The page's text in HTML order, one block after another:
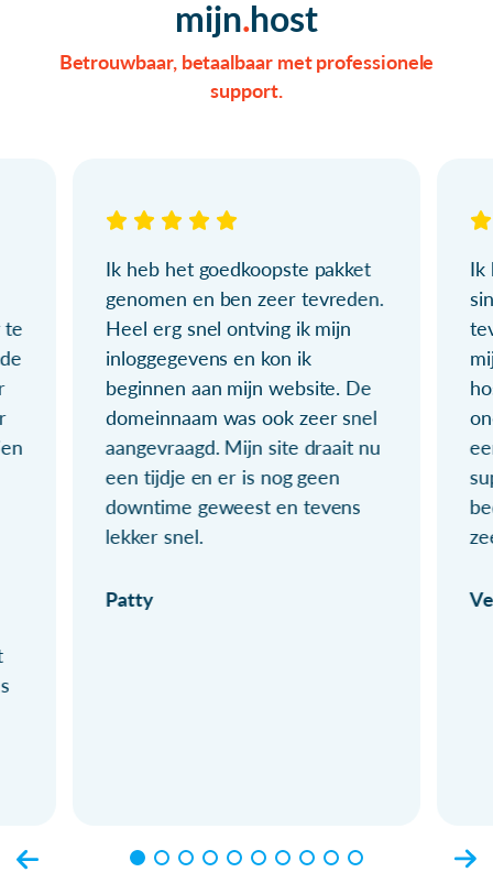
mijn host
Betrouwbaar, betaalbaar met professionele
support.
te
Ik heb het goedkoopste pakket
genomen en ben zeer tevreden.
Heel erg snel ontving ik mijn
inloggegevens en kon ik
beginnen aan mijn website. De
domeinnaam was ook zeer snel
aangevraagd. Mijn site draait nu
een tijdje en er is nog geen
downtime geweest en tevens
lekker snel.
Patty
Ik